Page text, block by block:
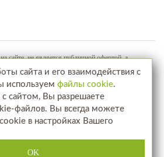
сайте, не является публичной офертой, а
информационных материалов
сайта и его взаимодействия с
используем файлы cookie.
сайтом, Вы разрешаете
файлов. Вы всегда можете
в настройках Вашего
OK